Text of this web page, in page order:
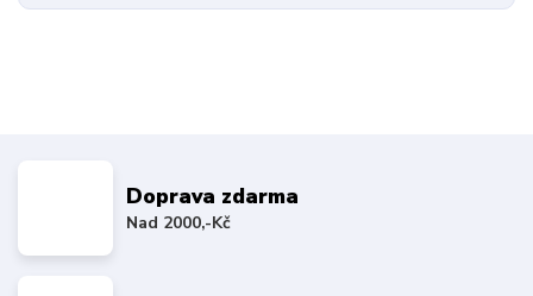
Doprava zdarma
Nad 2000,-Kč